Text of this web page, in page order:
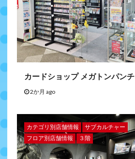
カードショップ メガトンパンチ
2か月 ago
カテゴリ別店舗情報
サブカルチャー
フロア別店舗情報
３階